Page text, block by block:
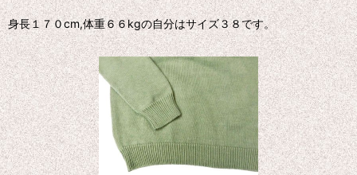
身長１７０cm,体重６６kgの自分はサイズ３８です。